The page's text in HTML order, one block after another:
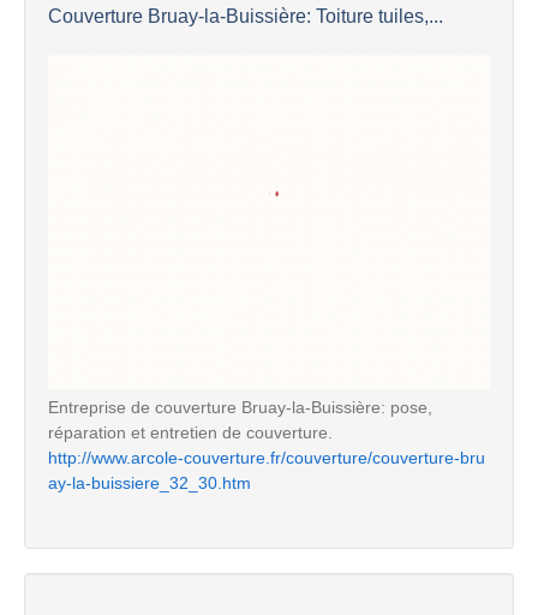
Couverture Bruay-la-Buissière: Toiture tuiles,...
Entreprise de couverture Bruay-la-Buissière: pose,
réparation et entretien de couverture.
http://www.arcole-couverture.fr/couverture/couverture-bru
ay-la-buissiere_32_30.htm